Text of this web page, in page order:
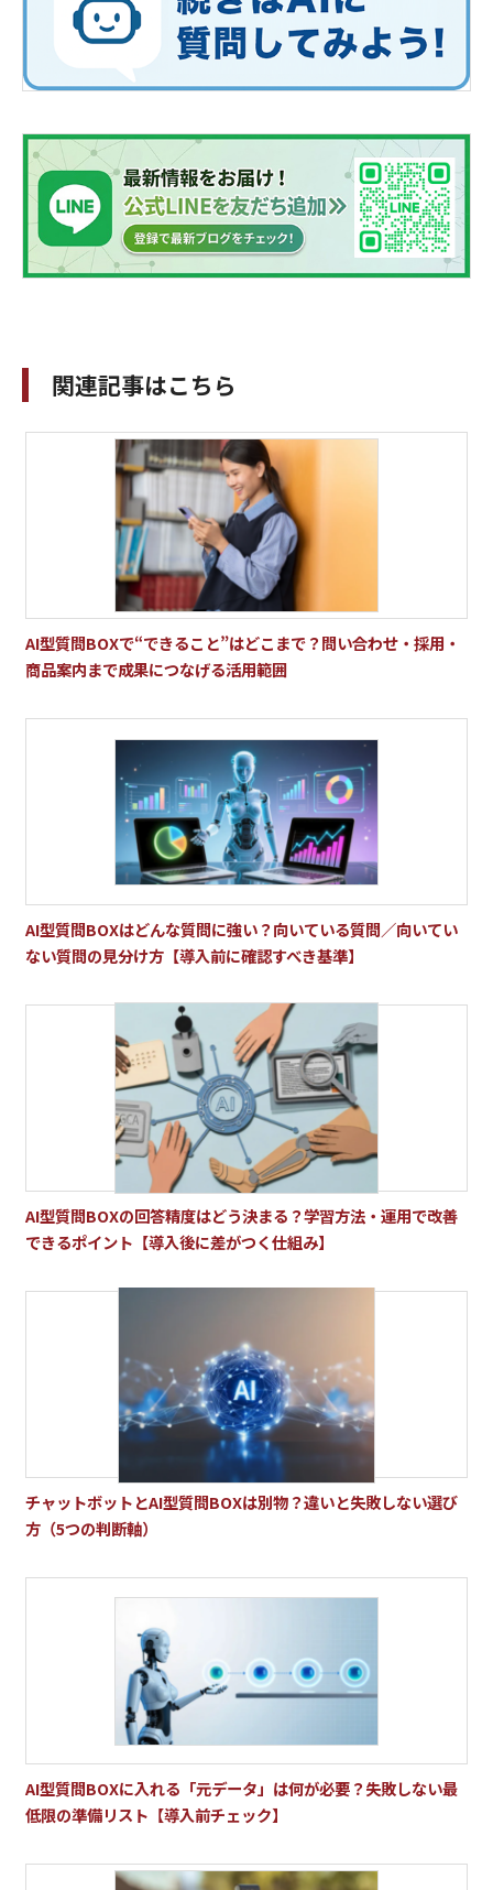
関連記事はこちら
AI型質問BOXで“できること”はどこまで？問い合わせ・採用・
商品案内まで成果につなげる活用範囲
AI型質問BOXはどんな質問に強い？向いている質問／向いてい
ない質問の見分け方【導入前に確認すべき基準】
AI型質問BOXの回答精度はどう決まる？学習方法・運用で改善
できるポイント【導入後に差がつく仕組み】
チャットボットとAI型質問BOXは別物？違いと失敗しない選び
方（5つの判断軸）
AI型質問BOXに入れる「元データ」は何が必要？失敗しない最
低限の準備リスト【導入前チェック】